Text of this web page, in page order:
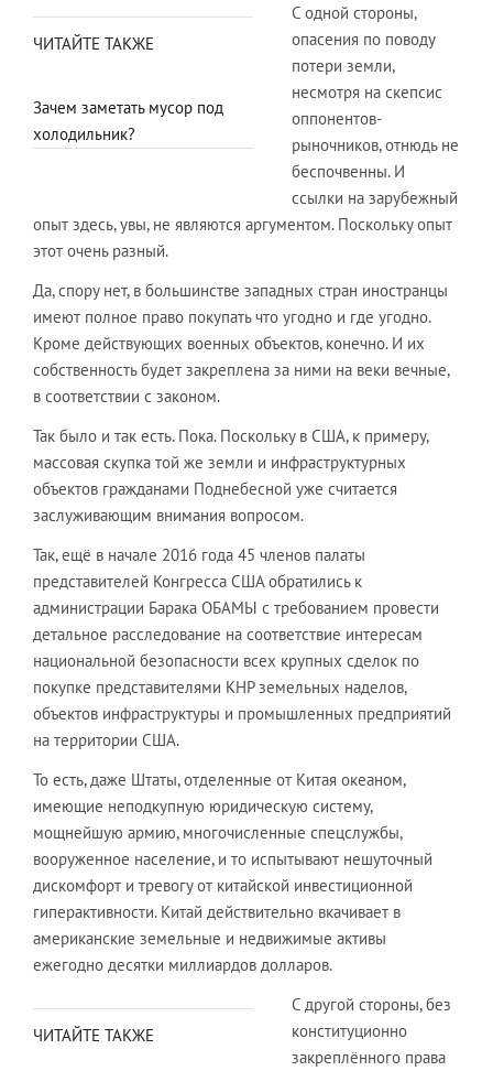
ЧИТАЙТЕ ТАКЖЕ
Зачем заметать мусор под
холодильник?
С одной стороны,
опасения по поводу
потери земли,
несмотря на скепсис
оппонентов-
рыночников, отнюдь не
беспочвенны. И
ссылки на зарубежный
опыт здесь, увы, не являются аргументом. Поскольку опыт
этот очень разный.
Да, спору нет, в большинстве западных стран иностранцы
имеют полное право покупать что угодно и где угодно.
Кроме действующих военных объектов, конечно. И их
собственность будет закреплена за ними на веки вечные,
в соответствии с законом.
Так было и так есть. Пока. Поскольку в США, к примеру,
массовая скупка той же земли и инфраструктурных
объектов гражданами Поднебесной уже считается
заслуживающим внимания вопросом.
Так, ещё в начале 2016 года 45 членов палаты
представителей Конгресса США обратились к
администрации Барака ОБАМЫ с требованием провести
детальное расследование на соответствие интересам
национальной безопасности всех крупных сделок по
покупке представителями КНР земельных наделов,
объектов инфраструктуры и промышленных предприятий
на территории США.
То есть, даже Штаты, отделенные от Китая океаном,
имеющие неподкупную юридическую систему,
мощнейшую армию, многочисленные спецслужбы,
вооруженное население, и то испытывают нешуточный
дискомфорт и тревогу от китайской инвестиционной
гиперактивности. Китай действительно вкачивает в
американские земельные и недвижимые активы
ежегодно десятки миллиардов долларов.
ЧИТАЙТЕ ТАКЖЕ
С другой стороны, без
конституционно
закреплённого права